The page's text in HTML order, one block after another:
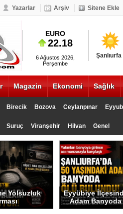
Yazarlar Arşiv Sitene Ekle
100 EURO
22.18
DOLAR
20.17
6 Ağustos 2026,
Perşembe
Şanlıurfa
Magazin Ekonomi Sağlık
Birecik Bozova Ceylanpınar
Suruç Viranşehir Hilvan Genel
Yolsuzluk
Eyyübiye
Adam